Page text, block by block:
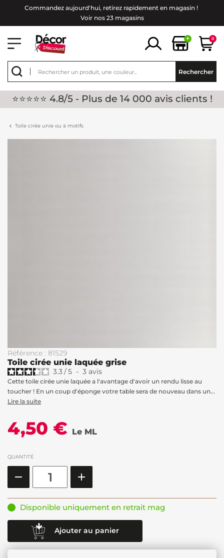
Commandez aujourd'hui, retirez rapidement en magasin !
Voir nos 23 magasins
+ 0
Rechercher
⭐⭐⭐⭐⭐ 4.8/5 - Plus de 14 000 avis clients !
Toile cirée unie ou à motifs
Référence : 81529
Toile cirée unie laquée grise
3.3/5 - 3 avis
Cette toile cirée unie laquée a l'avantage d'avoir un rendu lisse au
toucher ! En un coup d'éponge votre table sera de nouveau dans un...
Lire la suite
4,50 € Le ML
QUANTITÉ
Disponible uniquement en retrait mag
Ajouter au panier